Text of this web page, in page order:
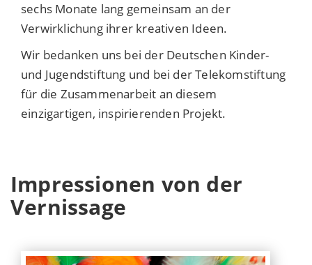
sechs Monate lang gemeinsam an der
Verwirklichung ihrer kreativen Ideen.
Wir bedanken uns bei der Deutschen Kinder-
und Jugendstiftung und bei der Telekomstiftung
für die Zusammenarbeit an diesem
einzigartigen, inspirierenden Projekt.
Impressionen von der
Vernissage